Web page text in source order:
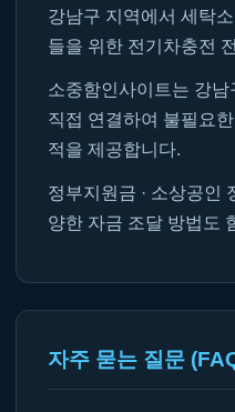
강남구 지역에서 세탁
들을 위한 전기차충전
소중함인사이트는 강
직접 연결하여 불필요
적을 제공합니다.
정부지원금 · 소상공인
양한 자금 조달 방법도
자주 묻는 질문